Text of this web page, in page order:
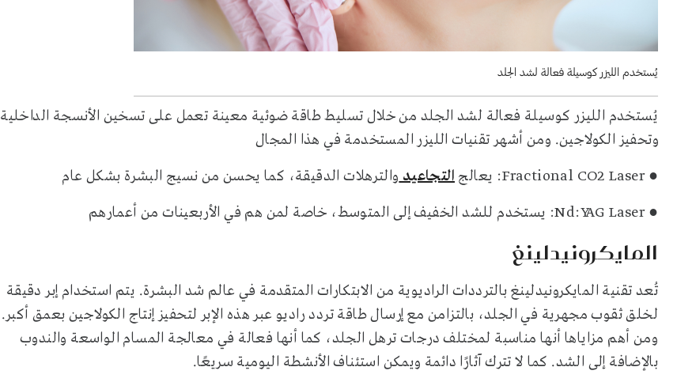
يُستخدم الليزر كوسيلة فعالة لشد الجلد
يُستخدم الليزر كوسيلة فعالة لشد الجلد من خلال تسليط طاقة ضوئية معينة تعمل على تسخين الأنسجة الداخلية
وتحفيز الكولاجين. ومن أشهر تقنيات الليزر المستخدمة في هذا المجال
● Fractional CO2 Laser: يعالج
التجاعيدوالترهلات الدقيقة، كما يحسن من نسيج البشرة بشكل عام
● Nd:YAG Laser: يستخدم للشد الخفيف إلى المتوسط، خاصة لمن هم في الأربعينات من أعمارهم
المايكرونيدلينغ
تُعد تقنية المايكرونيدلينغ بالترددات الراديوية من الابتكارات المتقدمة في عالم شد البشرة. يتم استخدام إبر دقيقة
لخلق ثقوب مجهرية في الجلد، بالتزامن مع إرسال طاقة تردد راديو عبر هذه الإبر لتحفيز إنتاج الكولاجين بعمق أكبر.
ومن أهم مزاياها أنها مناسبة لمختلف درجات ترهل الجلد، كما أنها فعالة في معالجة المسام الواسعة والندوب
بالإضافة إلى الشد. كما لا تترك آثارًا دائمة ويمكن استئناف الأنشطة اليومية سريعًا.